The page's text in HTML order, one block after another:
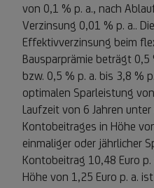
von 0,1 % p. a., nach
Verzinsung 0,01 % p. a..
Effektivverzinsung beim
Bausparprämie beträgt 0,5
bzw. 0,5 % p. a. bis 3,8 %
optimalen Sparleistung
Laufzeit von 6 Jahren
Kontobeitrages in Höhe
einmaliger oder jährlicher
Kontobeitrag 10,48 Euro
Höhe von 1,25 Euro p. a.